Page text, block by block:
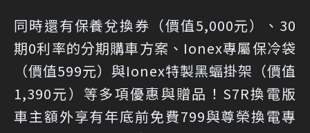
同時還有保養兌換券（價值5,000元）、30
期0利率的分期購車方案、Ionex專屬保冷袋
（價值599元）與Ionex特製黑蝠掛架（價值
1,390元）等多項優惠與贈品！S7R換電版
車主額外享有年底前免費799與尊榮換電專